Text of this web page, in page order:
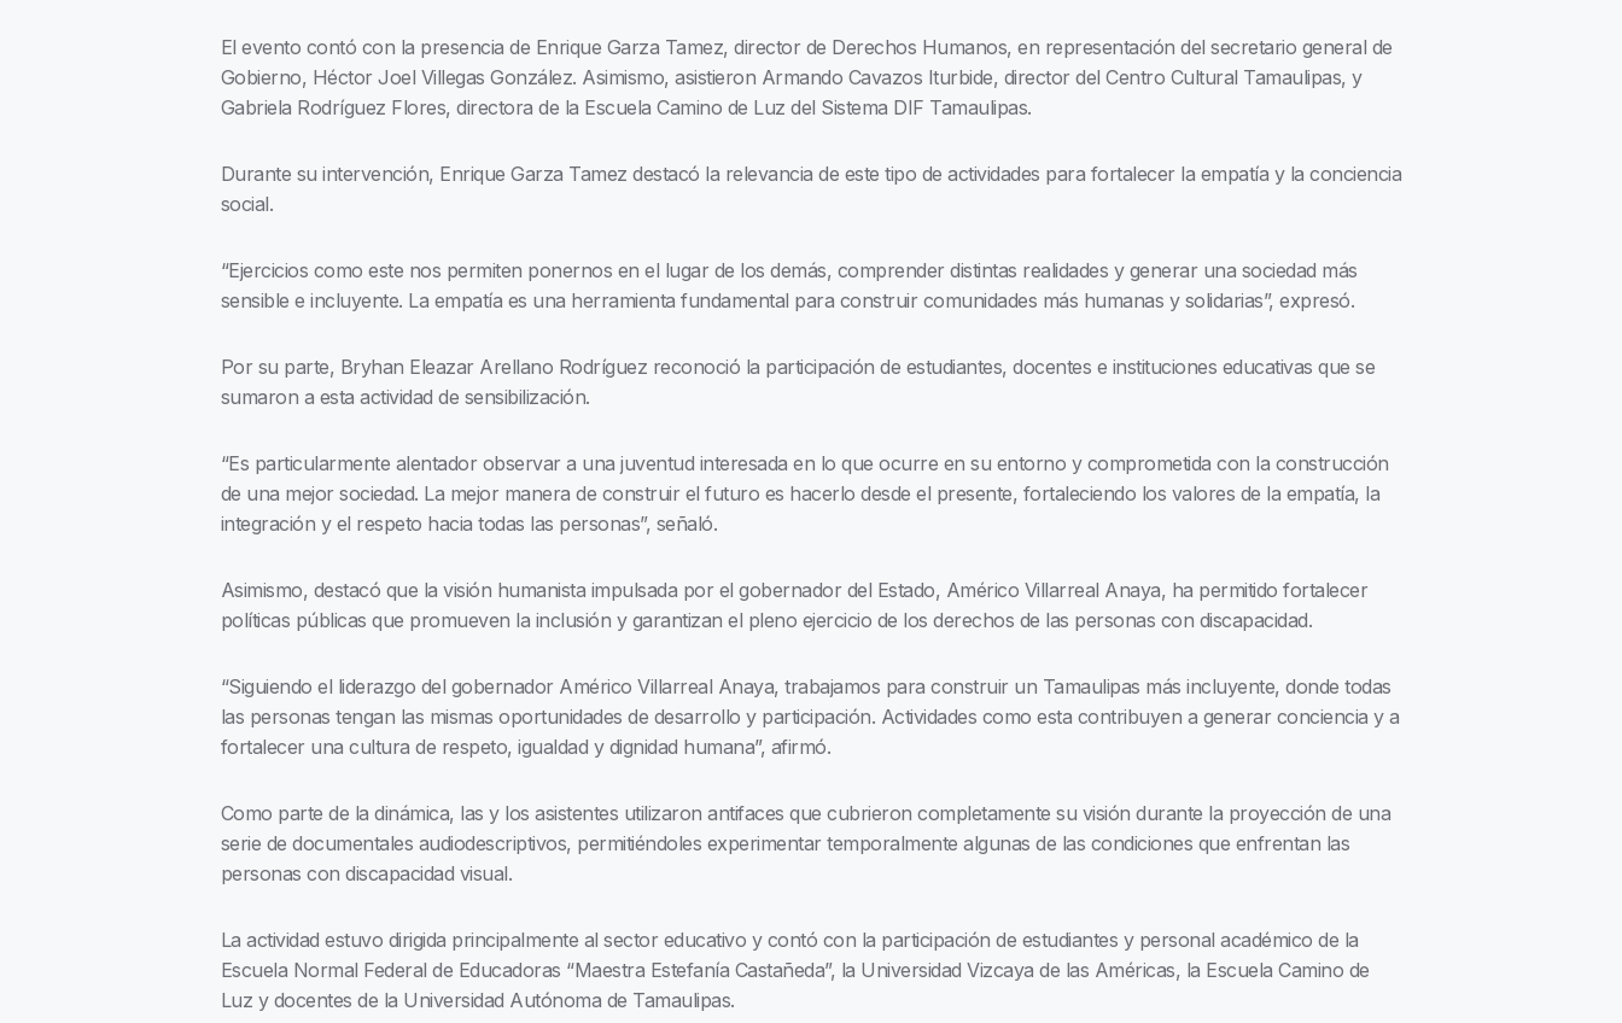
El evento contó con la presencia de Enrique Garza Tamez, director de Derechos Humanos, en representación del secretario general de
Gobierno, Héctor Joel Villegas González. Asimismo, asistieron Armando Cavazos Iturbide, director del Centro Cultural Tamaulipas, y
Gabriela Rodríguez Flores, directora de la Escuela Camino de Luz del Sistema DIF Tamaulipas.
Durante su intervención, Enrique Garza Tamez destacó la relevancia de este tipo de actividades para fortalecer la empatía y la conciencia
social.
“Ejercicios como este nos permiten ponernos en el lugar de los demás, comprender distintas realidades y generar una sociedad más
sensible e incluyente. La empatía es una herramienta fundamental para construir comunidades más humanas y solidarias”, expresó.
Por su parte, Bryhan Eleazar Arellano Rodríguez reconoció la participación de estudiantes, docentes e instituciones educativas que se
sumaron a esta actividad de sensibilización.
“Es particularmente alentador observar a una juventud interesada en lo que ocurre en su entorno y comprometida con la construcción
de una mejor sociedad. La mejor manera de construir el futuro es hacerlo desde el presente, fortaleciendo los valores de la empatía, la
integración y el respeto hacia todas las personas”, señaló.
Asimismo, destacó que la visión humanista impulsada por el gobernador del Estado, Américo Villarreal Anaya, ha permitido fortalecer
políticas públicas que promueven la inclusión y garantizan el pleno ejercicio de los derechos de las personas con discapacidad.
“Siguiendo el liderazgo del gobernador Américo Villarreal Anaya, trabajamos para construir un Tamaulipas más incluyente, donde todas
las personas tengan las mismas oportunidades de desarrollo y participación. Actividades como esta contribuyen a generar conciencia y a
fortalecer una cultura de respeto, igualdad y dignidad humana”, afirmó.
Como parte de la dinámica, las y los asistentes utilizaron antifaces que cubrieron completamente su visión durante la proyección de una
serie de documentales audiodescriptivos, permitiéndoles experimentar temporalmente algunas de las condiciones que enfrentan las
personas con discapacidad visual.
La actividad estuvo dirigida principalmente al sector educativo y contó con la participación de estudiantes y personal académico de la
Escuela Normal Federal de Educadoras “Maestra Estefanía Castañeda”, la Universidad Vizcaya de las Américas, la Escuela Camino de
Luz y docentes de la Universidad Autónoma de Tamaulipas.